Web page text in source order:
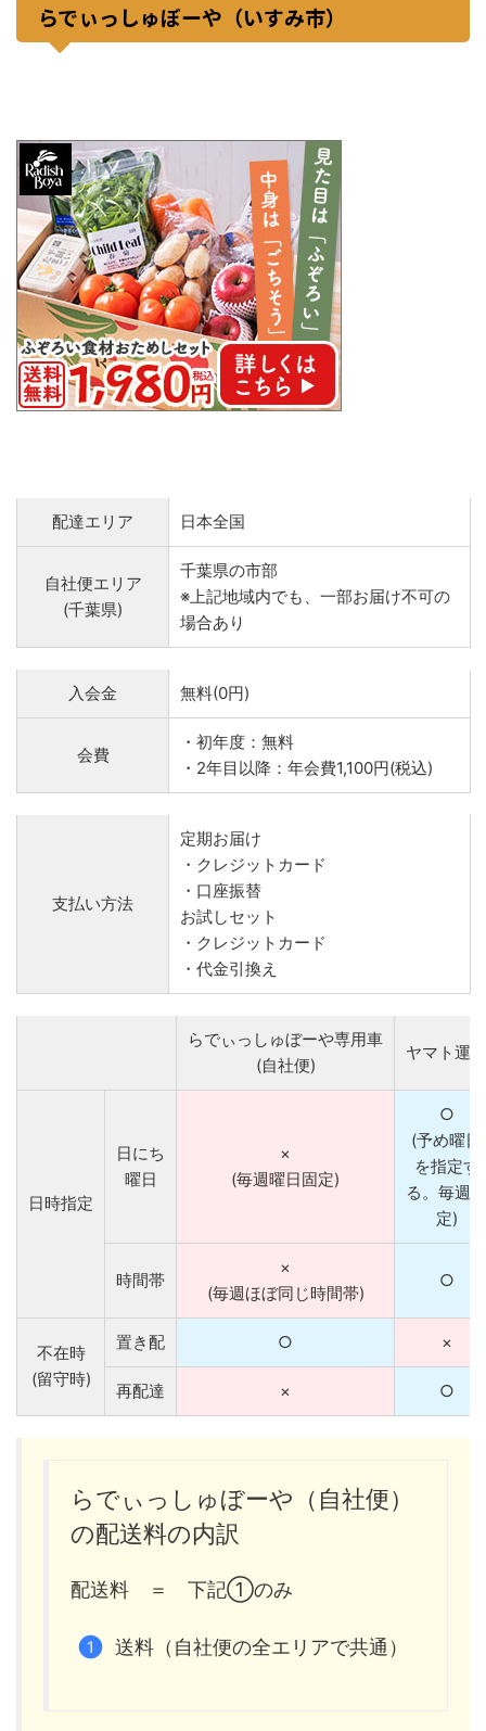
らでぃっしゅぼーや（いすみ市）
配達エリア 日本全国
自社便エリア
(千葉県)
千葉県の市部
※上記地域内でも、一部お届け不可の
場合あり
入会金 無料(0円)
会費
・初年度：無料
・2年目以降：年会費1,100円(税込)
支払い方法
定期お届け
・クレジットカード
・口座振替
お試しセット
・クレジットカード
・代金引換え
らでぃっしゅぼーや専用車
(自社便)
ヤマト運輸
日時指定
日にち
曜日
×
(毎週曜日固定)
○
(予め曜日
を指定す
る。毎週固
定)
時間帯
×
(毎週ほぼ同じ時間帯)
○
不在時
(留守時)
置き配 ○ ×
再配達 × ○
らでぃっしゅぼーや（自社便）
の配送料の内訳
配送料 ＝ 下記①のみ
送料（自社便の全エリアで共通）